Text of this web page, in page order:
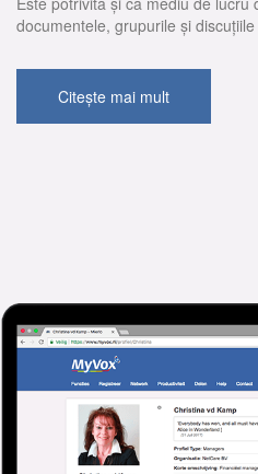
documentele, grupurile și
Citește mai mult